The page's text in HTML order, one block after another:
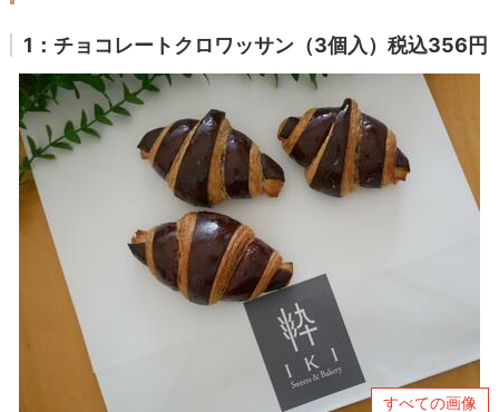
1：チョコレートクロワッサン（3個入）税込356円
すべての画像